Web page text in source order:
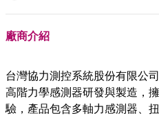
廠商介紹
台灣協力測控系統股份有限公
高階力學感測器研發與製造，
驗，產品包含多軸力感測器、